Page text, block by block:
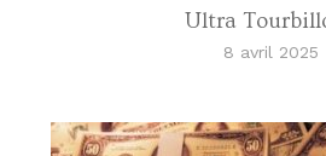
Ultra
8 avril 2025